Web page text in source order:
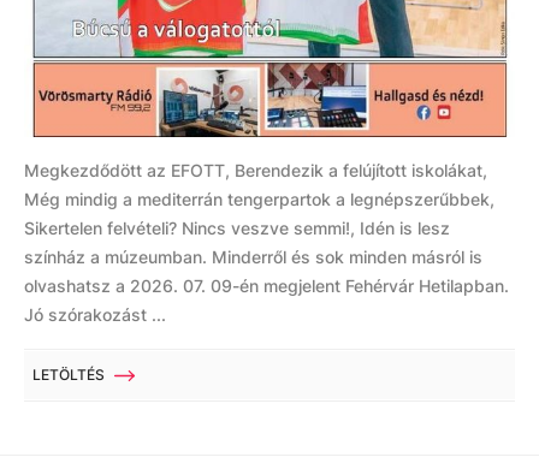
Megkezdődött az EFOTT, Berendezik a felújított iskolákat,
Még mindig a mediterrán tengerpartok a legnépszerűbbek,
Sikertelen felvételi? Nincs veszve semmi!, Idén is lesz
színház a múzeumban. Minderről és sok minden másról is
olvashatsz a 2026. 07. 09-én megjelent Fehérvár Hetilapban.
Jó szórakozást ...
LETÖLTÉS